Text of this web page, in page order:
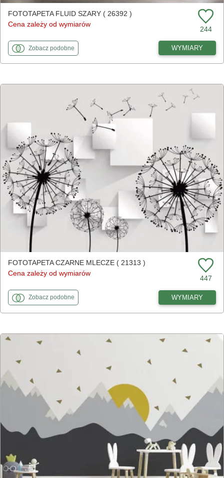
FOTOTAPETA FLUID SZARY ( 26392 )
Cena zależy od wymiarów
244
Zobaczfototapety
podobnedo Fluid szary WYMIARY
FOTOTAPETA CZARNE MLECZE ( 21313 )
Cena zależy od wymiarów
447
Zobaczfototapety
podobnedo Czarne mlecze WYMIARY